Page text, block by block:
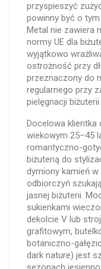
przyspieszyć
powinny być o
Metal nie zawiera
normy UE dla
wyjątkowo
ostrożność przy
przeznaczony do
regularnego przy
pielęgnacji
Docelowa klientka
wiekowym 25–45
romantyczno-
biżuterią do
dymiony kamień
odbiorczyń
jasnej biżuterii.
sukienkami
dekolcie V lub
grafitowym,
botaniczno-
dark nature) jest